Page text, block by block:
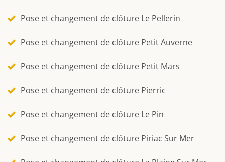
Pose et changement de clôture Le Pellerin
Pose et changement de clôture Petit Auverne
Pose et changement de clôture Petit Mars
Pose et changement de clôture Pierric
Pose et changement de clôture Le Pin
Pose et changement de clôture Piriac Sur Mer